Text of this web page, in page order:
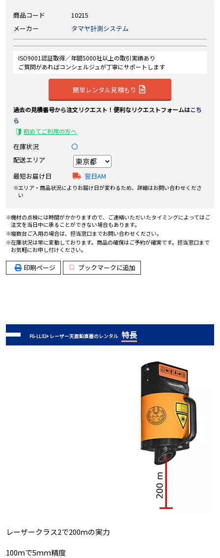
商品コード
10215
メーカー
タマヤ計測システム
ISO9001認証取得／年間5000社以上の取引実績あり
ご質問があればコンシェルジュが丁寧にサポートします
簡単レンタル見積もり
過去の見積番号から注文リクエスト！便利なリクエストフォームはこち
ら
初めてご利用の方へ
在庫状況
〇
配送エリア
最短お届け日
翌日AM
エリア・商品状況によりお届け日が変わるため、詳細はお問い合わせくださ
い
機材の点検には時間がかかりますので、ご連絡いただいたタイミングによってはご
注文を当日中に承ることができない場合もあります。
複数台ご入用の場合は、担当窓口までお問い合わせください。
在庫状況は常に変動しております。商品の確保はご予約が確実です。担当窓口まで
お気軽にお申し付けください。
印刷ページ ブックマークに追加
FG-LL32+ レーザー天底鉛直器のレンタル 特長
レーザークラス2で200ｍの実力
100ｍで5ｍｍ精度